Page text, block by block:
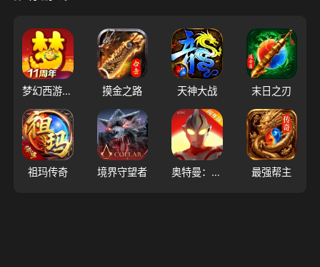
梦幻西游（大陆服） 摸金之路 天神大战 末日之刃
祖玛传奇 境界守望者 奥特曼：超时空英雄 最强帮主